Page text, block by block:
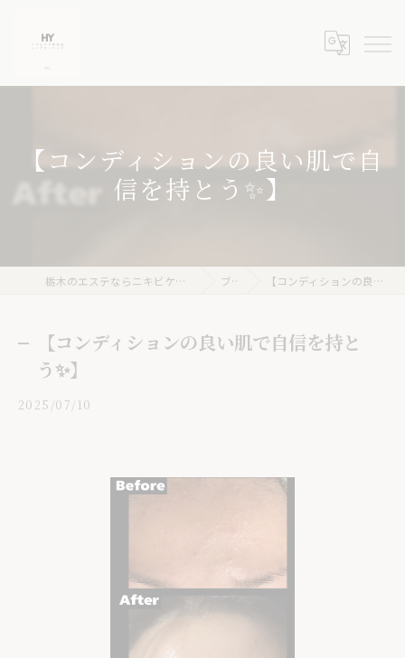
【コンディションの良い肌で自
信を持とう✨】
栃木のエステならニキビケア専門店 ハーブピーリングHY ブログ 【コンディションの良い肌で自信を持とう✨】
【コンディションの良い肌で自信を持と
う✨】
2025/07/10